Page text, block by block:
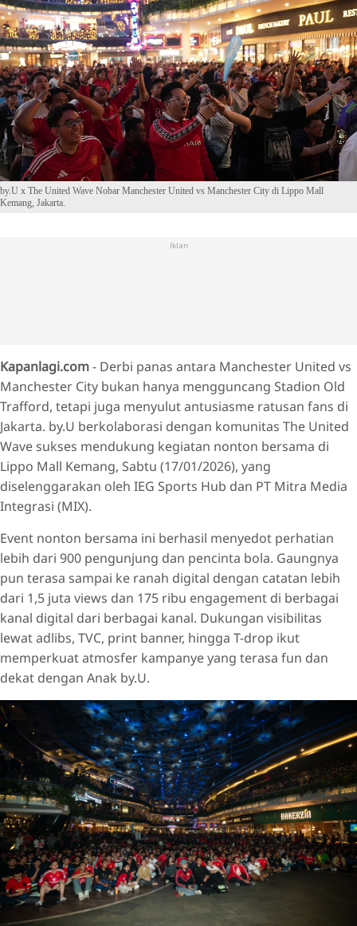
by.U x The United Wave Nobar Manchester United vs Manchester City di Lippo Mall
Kemang, Jakarta.
Iklan
Kapanlagi.com- Derbi panas antara Manchester United vs
Manchester City bukan hanya mengguncang Stadion Old
Trafford, tetapi juga menyulut antusiasme ratusan fans di
Jakarta. by.U berkolaborasi dengan komunitas The United
Wave sukses mendukung kegiatan nonton bersama di
Lippo Mall Kemang, Sabtu (17/01/2026), yang
diselenggarakan oleh IEG Sports Hub dan PT Mitra Media
Integrasi (MIX).
Event nonton bersama ini berhasil menyedot perhatian
lebih dari 900 pengunjung dan pencinta bola. Gaungnya
pun terasa sampai ke ranah digital dengan catatan lebih
dari 1,5 juta views dan 175 ribu engagement di berbagai
kanal digital dari berbagai kanal. Dukungan visibilitas
lewat adlibs, TVC, print banner, hingga T-drop ikut
memperkuat atmosfer kampanye yang terasa fun dan
dekat dengan Anak by.U.